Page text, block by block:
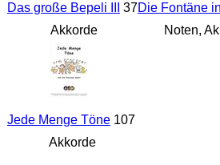
Das große Bepeli III
37
Akkorde
Die Fontäne
Noten,
Jede Menge Töne107
Akkorde